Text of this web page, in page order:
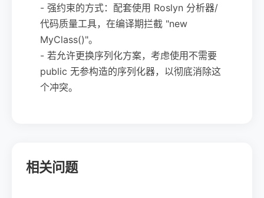
- 强约束的方式：配套使用 Roslyn 分析器/
代码质量工具，在编译期拦截 "new
MyClass()"。
- 若允许更换序列化方案，考虑使用不需要
public 无参构造的序列化器，以彻底消除这
个冲突。
相关问题